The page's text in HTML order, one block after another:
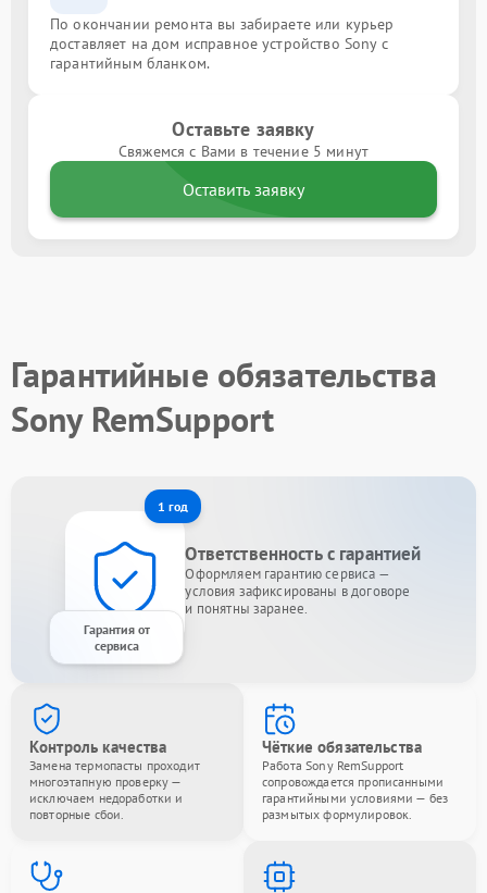
По окончании ремонта вы забираете или курьер
доставляет на дом исправное устройство Sony с
гарантийным бланком.
Оставьте заявку
Свяжемся с Вами в течение 5 минут
Оставить заявку
Гарантийные обязательства
Sony RemSupport
1 год
Гарантия от
сервиса
Ответственность с гарантией
Оформляем гарантию сервиса —
условия зафиксированы в договоре
и понятны заранее.
Контроль качества
Замена термопасты проходит
многоэтапную проверку —
исключаем недоработки и
повторные сбои.
Чёткие обязательства
Работа Sony RemSupport
сопровождается прописанными
гарантийными условиями — без
размытых формулировок.